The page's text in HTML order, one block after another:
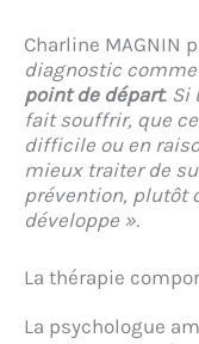
Charline MAGNIN
diagnostic
point de départ. Si
fait souffrir, que
difficile ou en
mieux traiter de
prévention, plutôt
développe ».
La thérapie
La psychologue